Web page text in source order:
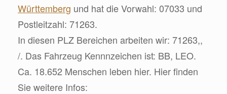
Württemberg und hat die Vorwahl: 07033 und
Postleitzahl: 71263.
In diesen PLZ Bereichen arbeiten wir: 71263,,
/. Das Fahrzeug Kennnzeichen ist: BB, LEO.
Ca. 18.652 Menschen leben hier. Hier finden
Sie weitere Infos: